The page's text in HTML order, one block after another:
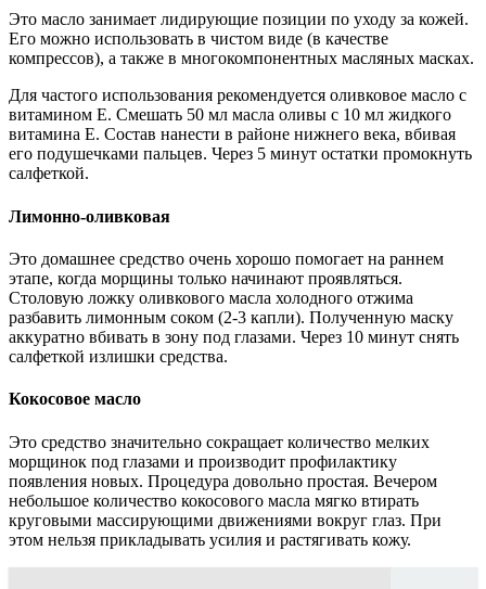
Это масло занимает лидирующие позиции по уходу за кожей.
Его можно использовать в чистом виде (в качестве
компрессов), а также в многокомпонентных масляных масках.
Для частого использования рекомендуется оливковое масло с
витамином Е. Смешать 50 мл масла оливы с 10 мл жидкого
витамина Е. Состав нанести в районе нижнего века, вбивая
его подушечками пальцев. Через 5 минут остатки промокнуть
салфеткой.
Лимонно-оливковая
Это домашнее средство очень хорошо помогает на раннем
этапе, когда морщины только начинают проявляться.
Столовую ложку оливкового масла холодного отжима
разбавить лимонным соком (2-3 капли). Полученную маску
аккуратно вбивать в зону под глазами. Через 10 минут снять
салфеткой излишки средства.
Кокосовое масло
Это средство значительно сокращает количество мелких
морщинок под глазами и производит профилактику
появления новых. Процедура довольно простая. Вечером
небольшое количество кокосового масла мягко втирать
круговыми массирующими движениями вокруг глаз. При
этом нельзя прикладывать усилия и растягивать кожу.